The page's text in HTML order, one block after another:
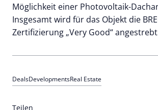
Möglichkeit einer Photovoltaik-
Insgesamt wird für das Objekt die
Zertifizierung „Very Good“
DealsDevelopmentsReal Estate
Teilen